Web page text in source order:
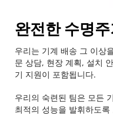
완전한 수명
우리는 기계 배송 그 이상
문 상담, 현장 계획, 설치
기 지원이 포함됩니다.
우리의 숙련된 팀은 모든
최적의 성능을 발휘하도록